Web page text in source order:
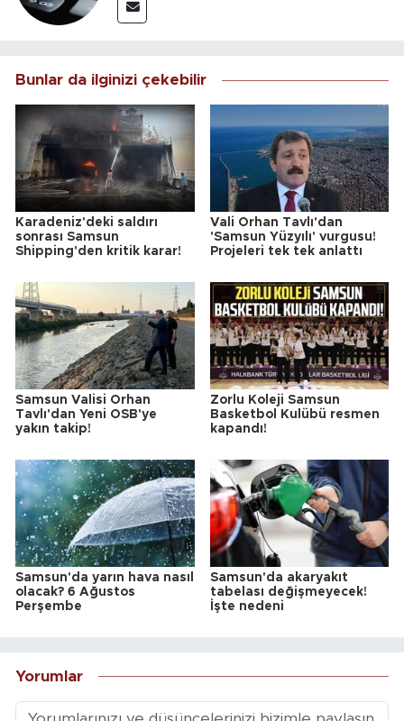
Bunlar da ilginizi çekebilir
Karadeniz'deki saldırı
sonrası Samsun
Shipping'den kritik karar!
Vali Orhan Tavlı'dan
'Samsun Yüzyılı' vurgusu!
Projeleri tek tek anlattı
Samsun Valisi Orhan
Tavlı'dan Yeni OSB'ye
yakın takip!
Zorlu Koleji Samsun
Basketbol Kulübü resmen
kapandı!
Samsun'da yarın hava nasıl
olacak? 6 Ağustos
Perşembe
Samsun'da akaryakıt
tabelası değişmeyecek!
İşte nedeni
Yorumlar